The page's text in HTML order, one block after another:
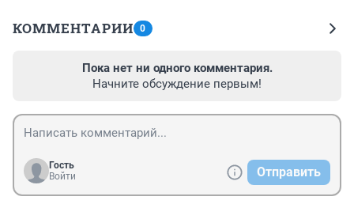
КОММЕНТАРИИ 0
Пока нет ни одного комментария.
Начните обсуждение первым!
Гость
Войти
Отправить